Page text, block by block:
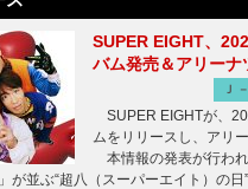
SUPER EIGHT、
バム発売＆アリーナ
Ｊ
SUPER EIGHTが、
ムをリリースし、アリ
本情報の発表が行わ
が並ぶ“超八（スーパーエイト）の